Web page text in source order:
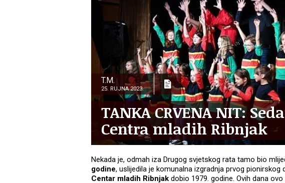
T.M.
25. RUJNA 2023.
TANKA CRVENA NIT:
Centra mladih Ribnjak
Nekada je, odmah iza Drugog svjetskog rata tamo bio
godine, uslijedila je komunalna izgradnja prvog pionirskog
Centar mladih Ribnjak dobio 1979. godine. Ovih dana